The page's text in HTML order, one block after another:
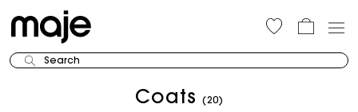
Search
Coats (20)